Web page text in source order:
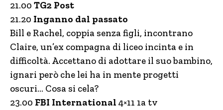
21.00 TG2 Post
21.20 Inganno dal passato
Bill e Rachel, coppia senza figli, incontrano
Claire, un’ex compagna di liceo incinta e in
difficoltà. Accettano di adottare il suo bambino,
ignari però che lei ha in mente progetti
oscuri… Cosa si cela?
23.00 FBI International 4×11 1a tv